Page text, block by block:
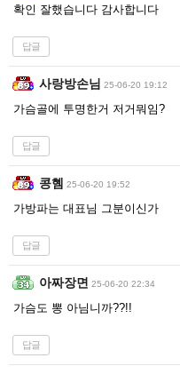
확인 잘했습니다 감사합니다
답글
사랑방손님 25-06-20 19:12
가슴골에 투명한거 저거뭐임?
답글
콩혬 25-06-20 19:52
가방파는 대표님 그분이신가
답글
아짜장면 25-06-20 22:34
가슴도 뽕 아님니까??!!
답글